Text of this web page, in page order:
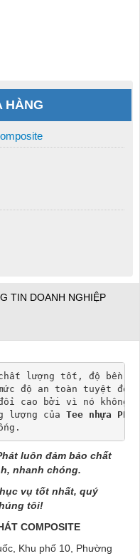
HÀNG
TIN DOANH NGHIỆP
lượng tốt, độ bền
độ an toàn tuyệt
cao bởi vì nó không
lượng của Tee nhựa PP
luôn đảm bảo chất
nhanh chóng.
vụ tốt nhất, quý
tôi!
COMPOSITE
Khu phố 10, Phường